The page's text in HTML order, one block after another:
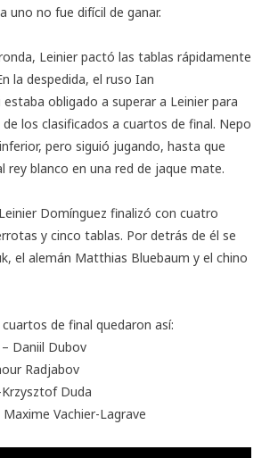
uno no fue difícil de ganar.
Leinier pactó las tablas rápidamente
la despedida, el ruso Ian
obligado a superar a Leinier para
los clasificados a cuartos de final. Nepo
pero siguió jugando, hasta que
rey blanco en una red de jaque mate.
Domínguez finalizó con cuatro
y cinco tablas. Por detrás de él se
el alemán Matthias Bluebaum y el chino
de final quedaron así:
Daniil Dubov
Radjabov
Krzysztof Duda
Vachier-Lagrave